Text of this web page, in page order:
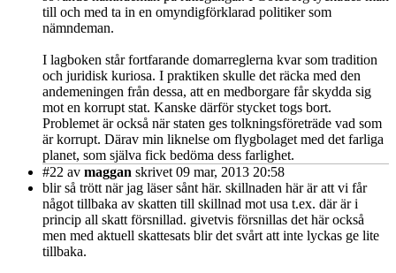
till och med ta in en omyndigförklarad politiker som
nämndeman.
I lagboken står fortfarande domarreglerna kvar som tradition
och juridisk kuriosa. I praktiken skulle det räcka med den
andemeningen från dessa, att en medborgare får skydda sig
mot en korrupt stat. Kanske därför stycket togs bort.
Problemet är också när staten ges tolkningsföreträde vad som
är korrupt. Därav min liknelse om flygbolaget med det farliga
planet, som själva fick bedöma dess farlighet.
#22 av maggan skrivet 09 mar, 2013 20:58
blir så trött när jag läser sånt här. skillnaden här är att vi får
något tillbaka av skatten till skillnad mot usa t.ex. där är i
princip all skatt försnillad. givetvis försnillas det här också
men med aktuell skattesats blir det svårt att inte lyckas ge lite
tillbaka.